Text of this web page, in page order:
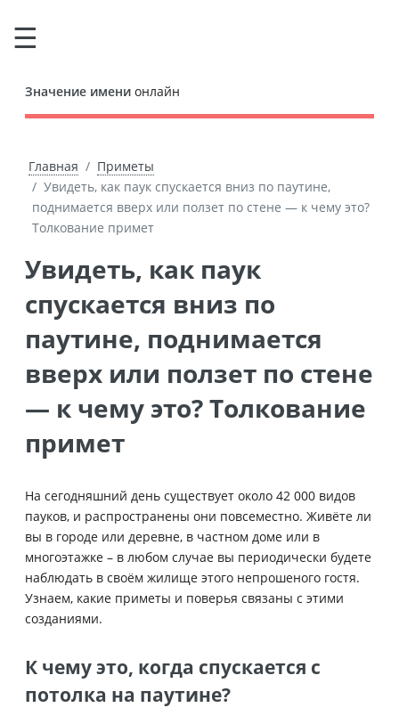
Значение имени онлайн
Главная
Приметы
Увидеть, как паук спускается вниз по паутине,
поднимается вверх или ползет по стене — к чему это?
Толкование примет
Увидеть, как паук
спускается вниз по
паутине, поднимается
вверх или ползет по стене
— к чему это? Толкование
примет
На сегодняшний день существует около 42 000 видов
пауков, и распространены они повсеместно. Живёте ли
вы в городе или деревне, в частном доме или в
многоэтажке – в любом случае вы периодически будете
наблюдать в своём жилище этого непрошеного гостя.
Узнаем, какие приметы и поверья связаны с этими
созданиями.
К чему это, когда спускается с
потолка на паутине?